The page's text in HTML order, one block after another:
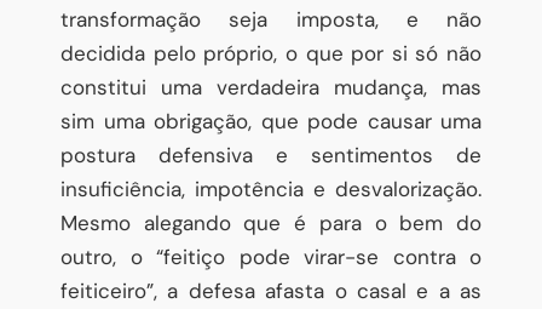
transformação seja imposta, e não
decidida pelo próprio, o que por si só não
constitui uma verdadeira mudança, mas
sim uma obrigação, que pode causar uma
postura defensiva e sentimentos de
insuficiência, impotência e desvalorização.
Mesmo alegando que é para o bem do
outro, o “feitiço pode virar-se contra o
feiticeiro”, a defesa afasta o casal e a as